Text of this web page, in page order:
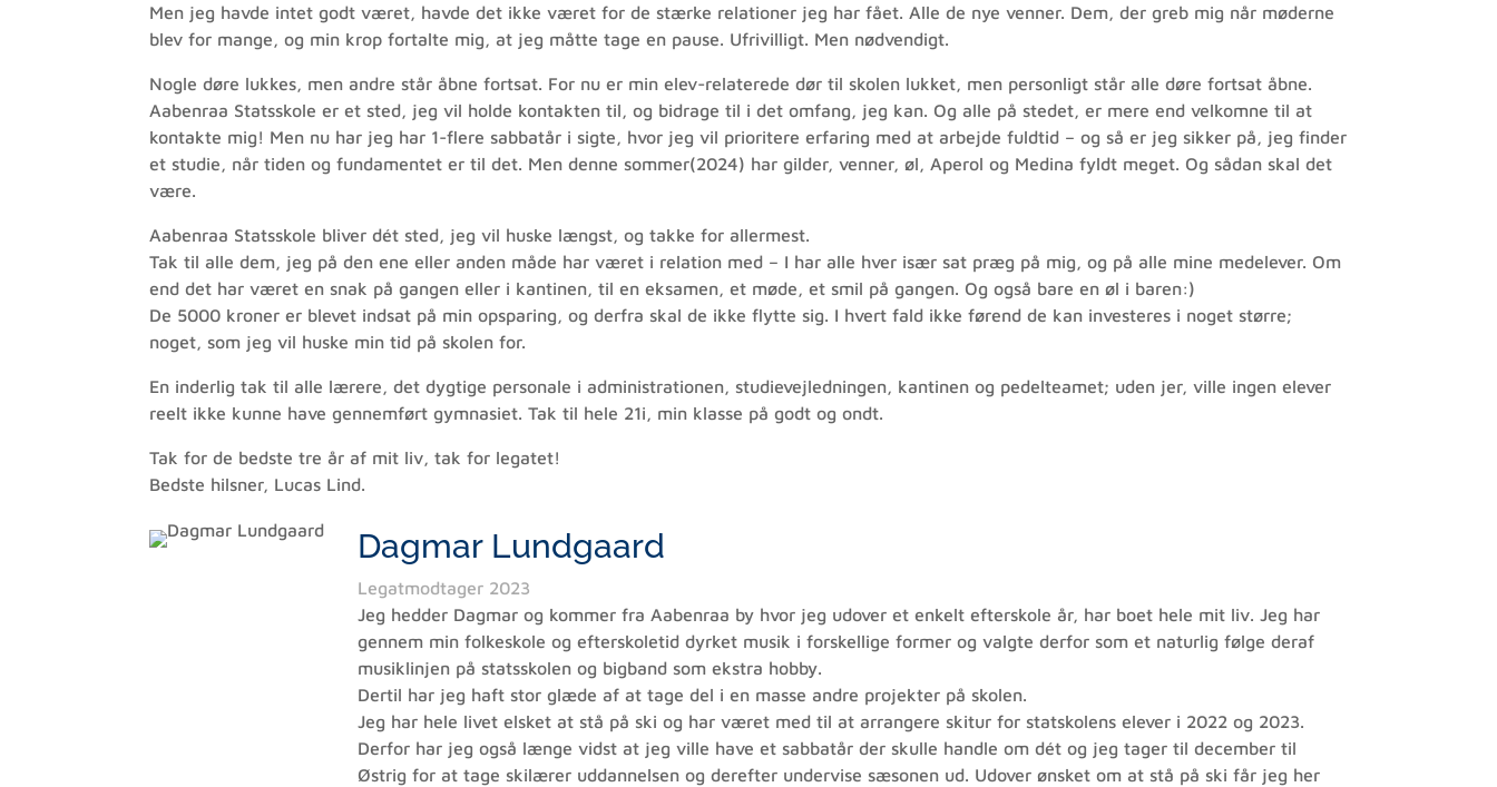
Men jeg havde intet godt været, havde det ikke været for de stærke relationer jeg har fået. Alle de nye venner. Dem, der greb mig når møderne
blev for mange, og min krop fortalte mig, at jeg måtte tage en pause. Ufrivilligt. Men nødvendigt.
Nogle døre lukkes, men andre står åbne fortsat. For nu er min elev-relaterede dør til skolen lukket, men personligt står alle døre fortsat åbne.
Aabenraa Statsskole er et sted, jeg vil holde kontakten til, og bidrage til i det omfang, jeg kan. Og alle på stedet, er mere end velkomne til at
kontakte mig! Men nu har jeg har 1-flere sabbatår i sigte, hvor jeg vil prioritere erfaring med at arbejde fuldtid – og så er jeg sikker på, jeg finder
et studie, når tiden og fundamentet er til det. Men denne sommer(2024) har gilder, venner, øl, Aperol og Medina fyldt meget. Og sådan skal det
være.
Aabenraa Statsskole bliver dét sted, jeg vil huske længst, og takke for allermest.
Tak til alle dem, jeg på den ene eller anden måde har været i relation med – I har alle hver især sat præg på mig, og på alle mine medelever. Om
end det har været en snak på gangen eller i kantinen, til en eksamen, et møde, et smil på gangen. Og også bare en øl i baren:)
De 5000 kroner er blevet indsat på min opsparing, og derfra skal de ikke flytte sig. I hvert fald ikke førend de kan investeres i noget større;
noget, som jeg vil huske min tid på skolen for.
En inderlig tak til alle lærere, det dygtige personale i administrationen, studievejledningen, kantinen og pedelteamet; uden jer, ville ingen elever
reelt ikke kunne have gennemført gymnasiet. Tak til hele 21i, min klasse på godt og ondt.
Tak for de bedste tre år af mit liv, tak for legatet!
Bedste hilsner, Lucas Lind.
Dagmar Lundgaard
Legatmodtager 2023
Jeg hedder Dagmar og kommer fra Aabenraa by hvor jeg udover et enkelt efterskole år, har boet hele mit liv. Jeg har
gennem min folkeskole og efterskoletid dyrket musik i forskellige former og valgte derfor som et naturlig følge deraf
musiklinjen på statsskolen og bigband som ekstra hobby.
Dertil har jeg haft stor glæde af at tage del i en masse andre projekter på skolen.
Jeg har hele livet elsket at stå på ski og har været med til at arrangere skitur for statskolens elever i 2022 og 2023.
Derfor har jeg også længe vidst at jeg ville have et sabbatår der skulle handle om dét og jeg tager til december til
Østrig for at tage skilærer uddannelsen og derefter undervise sæsonen ud. Udover ønsket om at stå på ski får jeg her